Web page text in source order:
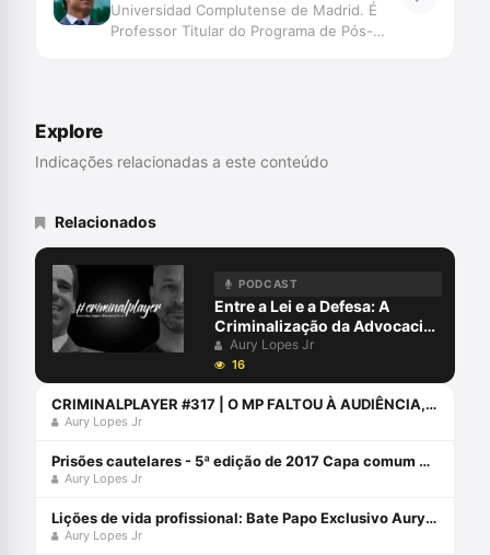
Universidad Complutense de Madrid. É
Professor Titular do Programa de Pós-
Explore
Indicações relacionadas a este conteúdo
Relacionados
PODCAST
Entre a Lei e a Defesa: A
Criminalização da Advocacia |
Aury Lopes Jr., Marcelo
Leonardo e Cristiane
Leonardo | #344 Criminal
Player
Aury Lopes Jr
16
CRIMINALPLAYER #317 | O MP FALTOU À AUDIÊNCIA, O JUIZ INQUIRIU, O RÉU FOI CONDENADO... MAS TÁ TUDO BEM, DISSE O MINISTRO
Aury Lopes Jr
Prisões cautelares - 5ª edição de 2017 Capa comum 9 fevereiro 2017
Aury Lopes Jr
Lições de vida profissional: Bate Papo Exclusivo Aury Lopes Jr.
Aury Lopes Jr